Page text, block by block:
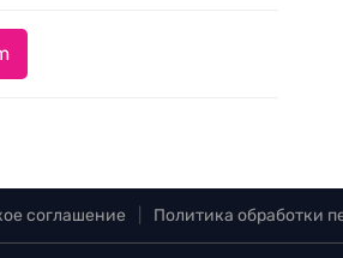
соглашение Политика обработки